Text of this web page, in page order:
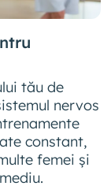
tău de
nervos
constant,
femei și